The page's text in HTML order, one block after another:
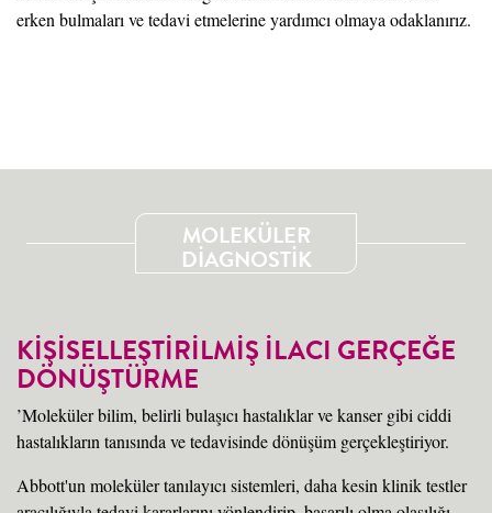
erken bulmaları ve tedavi etmelerine yardımcı olmaya odaklanırız.
MOLEKÜLER
DİAGNOSTİK
KİŞİSELLEŞTİRİLMİŞ İLACI GERÇEĞE
DÖNÜŞTÜRME
’Moleküler bilim, belirli bulaşıcı hastalıklar ve kanser gibi ciddi
hastalıkların tanısında ve tedavisinde dönüşüm gerçekleştiriyor.
Abbott'un moleküler tanılayıcı sistemleri, daha kesin klinik testler